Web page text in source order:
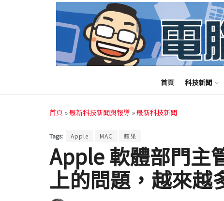
首頁 科技新聞
首頁 »最新科技新聞與報導 »最新科技新聞
Tags: Apple MAC 蘋果
Apple 軟體部門主
上的問題，越來越